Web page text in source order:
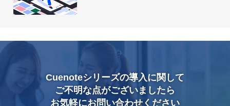
Cuenoteシリーズの導入に関して
ご不明な点がございましたら
お気軽にお問い合わせください